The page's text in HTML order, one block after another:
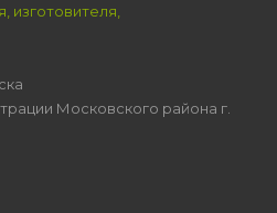
изготовителя,
Московского района г.